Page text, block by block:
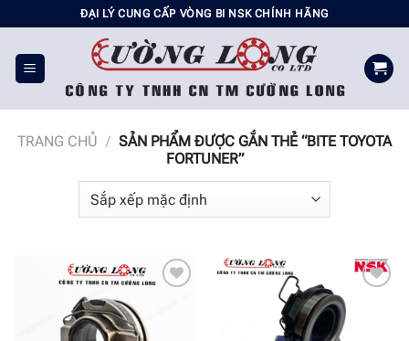
đến
nội
dung
ĐẠI LÝ CUNG CẤP VÒNG BI NSK CHÍNH HÃNG
TRANG CHỦ / SẢN PHẨM ĐƯỢC GẮN THẺ “BITE TOYOTA
FORTUNER”